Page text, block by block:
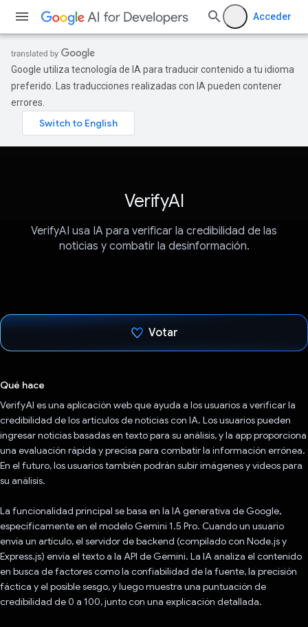
Acceder
Google utiliza tecnología de IA para traducir contenido a tu idioma
preferido. Las traducciones realizadas con IA pueden contener
errores.
VerifyAI
VerifyAI usa IA para verificar la credibilidad de las
noticias y combatir la desinformación.
Votar
Qué hace
VerifyAI es una aplicación web que ayuda a los usuarios a verificar la
credibilidad de los artículos de noticias con IA. Los usuarios pueden
ingresar noticias basadas en texto para su análisis, y la app proporciona
una evaluación rápida y precisa para combatir la información errónea.
En el futuro, los usuarios también podrán subir imágenes y videos para
su análisis.
La funcionalidad principal se basa en la IA generativa de Google,
específicamente en el modelo Gemini 1.5 Pro. Cuando un usuario
envía un artículo, el servidor de backend (compilado con Node.js y
Express.js) envía el texto a la API de Gemini. La IA analiza el contenido
en busca de factores como la confiabilidad de la fuente, la precisión
fáctica y el posible sesgo, y luego muestra una puntuación de
credibilidad de 0 a 100, junto con una explicación detallada.